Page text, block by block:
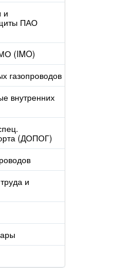
и
ПАО
(IMO)
газопроводов
внутренних
(ДОПОГ)
и